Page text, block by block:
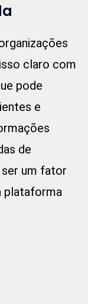
claro com
pode
e
de
ser um fator
plataforma